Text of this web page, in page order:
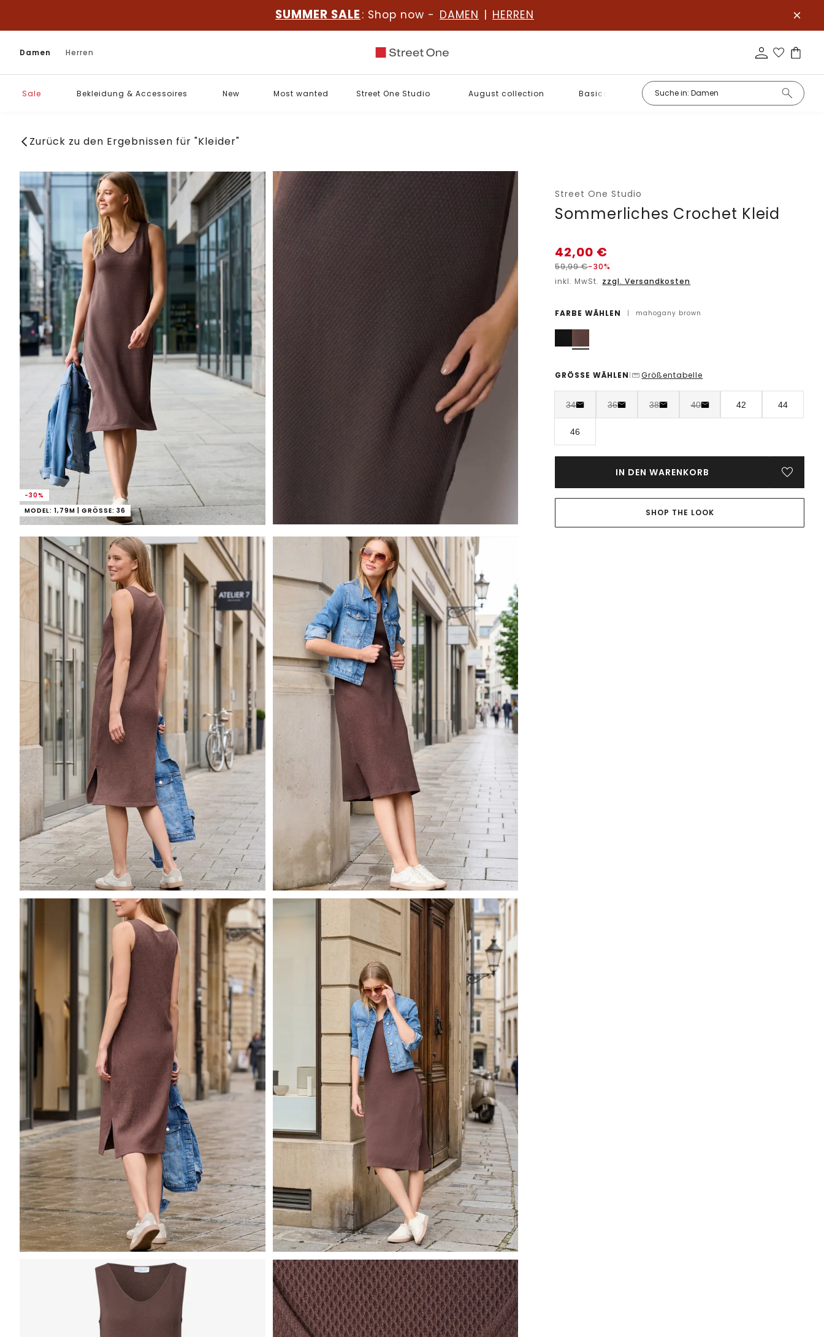
SUMMER SALE : Shop now - DAMEN | HERREN
Damen Herren
Sale Bekleidung & Accessoires New Most wanted Street One Studio August collection Basics
Zurück zu den Ergebnissen für "Kleider"
-30%
MODEL: 1,79M | GRÖSSE: 36
Street One Studio
Sommerliches Crochet Kleid
42,00 €
59,99€-30%
inkl. MwSt. zzgl. Versandkosten
FARBE WÄHLEN | mahogany brown
GRÖSSE WÄHLEN | Größentabelle
34 36 38 40 42 44
46
IN DEN WARENKORB
SHOP THE LOOK